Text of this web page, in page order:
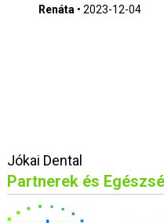
Renáta • 2023-12-04
Jókai Dental
Partnerek és